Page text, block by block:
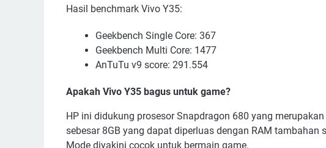
Hasil benchmark Vivo Y35:
Geekbench Single Core: 367
Geekbench Multi Core: 1477
AnTuTu v9 score: 291.554
Apakah Vivo Y35 bagus untuk game?
HP ini didukung prosesor Snapdragon 680 yang
sebesar 8GB yang dapat diperluas dengan RAM tambahan
Mode diyakini cocok untuk bermain game.